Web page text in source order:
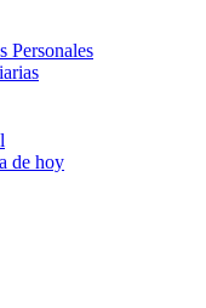
Personales
de hoy